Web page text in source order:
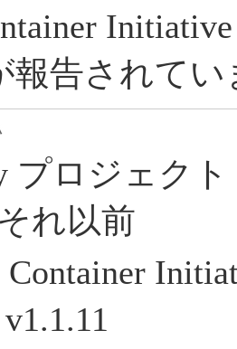
報告されてい
プロジェク
れ以前
Container